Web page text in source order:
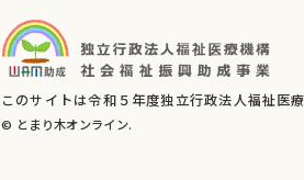
このサイトは令和５年度独立行政法人福祉医
© とまり木オンライン.